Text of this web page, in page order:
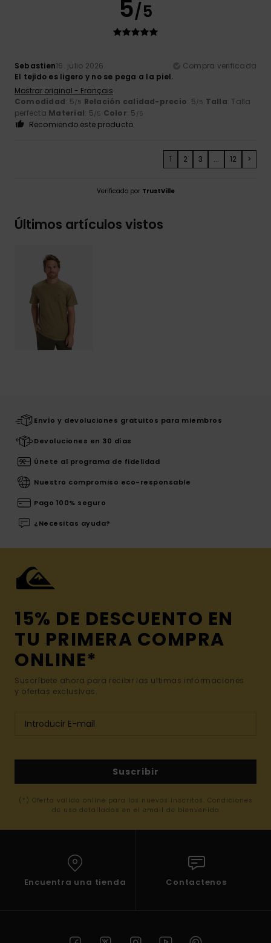
5/5
Sebastien16. julio 2026
Compra verificada
El tejido es ligero y no se pega a la piel.
Mostrar original - Français
Comodidad: 5/5 Relación calidad-precio: 5/5 Talla: Talla
perfecta Material: 5/5 Color: 5 /5
Recomiendo este producto
1 2 3 ... 12 >
Verificado por TrustVille
Últimos artículos vistos
Envío y devoluciones gratuitos para miembros
Devoluciones en 30 días
Únete al programa de fidelidad
Nuestro compromiso eco-responsable
Pago 100% seguro
¿Necesitas ayuda?
15% DE DESCUENTO EN
TU PRIMERA COMPRA
ONLINE*
Suscríbete ahora para recibir las ultimas informaciones
y ofertas exclusivas.
Suscribir
(*) Oferta valida online para los nuevos inscritos. Condiciones
de uso detalladas en el email de bienvenida
Encuentra una tienda Contactenos